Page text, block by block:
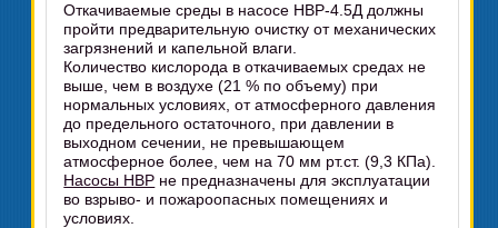
Откачиваемые среды в насосе НВР-4.5Д должны
пройти предварительную очистку от механических
загрязнений и капельной влаги.
Количество кислорода в откачиваемых средах не
выше, чем в воздухе (21 % по объему) при
нормальных условиях, от атмосферного давления
до предельного остаточного, при давлении в
выходном сечении, не превышающем
атмосферное более, чем на 70 мм рт.ст. (9,3 КПа).
Насосы НВР не предназначены для эксплуатации
во взрыво- и пожароопасных помещениях и
условиях.